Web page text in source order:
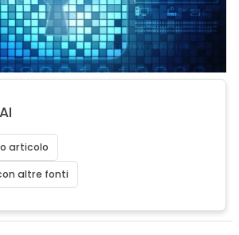
articolo
altre fonti